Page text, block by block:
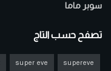
سوبر ماما
تصفح حسب التاج
supereve
super eve